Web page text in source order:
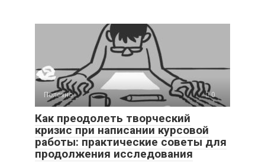
Полезно 0
Как преодолеть творческий
кризис при написании курсовой
работы: практические советы для
продолжения исследования